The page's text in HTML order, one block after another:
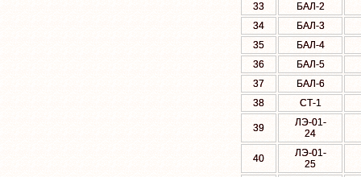
33
БАЛ-2
34
БАЛ-3
35
БАЛ-4
36
БАЛ-5
37
БАЛ-6
38
СТ-1
39
ЛЭ-01-
24
40
ЛЭ-01-
25